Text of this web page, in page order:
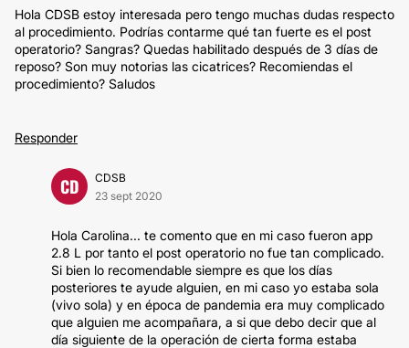
Hola CDSB estoy interesada pero tengo muchas dudas respecto
al procedimiento. Podrías contarme qué tan fuerte es el post
operatorio? Sangras? Quedas habilitado después de 3 días de
reposo? Son muy notorias las cicatrices? Recomiendas el
procedimiento? Saludos
Responder
CD
CDSB
23 sept 2020
Hola Carolina... te comento que en mi caso fueron app
2.8 L por tanto el post operatorio no fue tan complicado.
Si bien lo recomendable siempre es que los días
posteriores te ayude alguien, en mi caso yo estaba sola
(vivo sola) y en época de pandemia era muy complicado
que alguien me acompañara, a si que debo decir que al
día siguiente de la operación de cierta forma estaba